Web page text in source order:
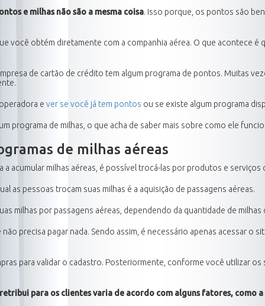
e milhas não são a mesma coisa. Isso porque, os pontos são
você obtém diretamente com a companhia aérea. O que acontece
de cartão de crédito tem algum programa de pontos. Muitas
e ver se você já tem pontos ou se existe algum programa
programa de milhas, o que acha de saber mais sobre como ele
de milhas aéreas
acumular milhas aéreas, é possível trocá-las por produtos e serviços
as pessoas trocam suas milhas é a aquisição de passagens aéreas.
milhas por passagens aéreas, dependendo da quantidade de milhas
não precisa pagar nada. Sendo assim, é necessário apenas acessar o
para validar o cadastro. Posteriormente, conforme você utilizar os
para os clientes varia de acordo com alguns fatores, como a